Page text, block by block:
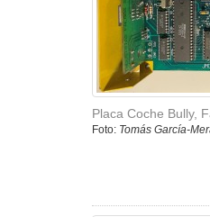
Placa Coche Bully,
Foto: Tomás García-